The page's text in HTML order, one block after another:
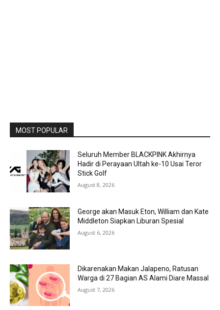
MOST POPULAR
Seluruh Member BLACKPINK Akhirnya
Hadir di Perayaan Ultah ke-10 Usai Teror
Stick Golf
August 8, 2026
George akan Masuk Eton, William dan Kate
Middleton Siapkan Liburan Spesial
August 6, 2026
Dikarenakan Makan Jalapeno, Ratusan
Warga di 27 Bagian AS Alami Diare Massal
August 7, 2026